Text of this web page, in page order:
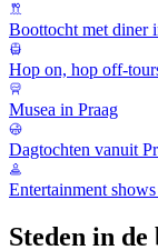
Boottocht met diner
Hop on, hop off-
Musea in Praag
Dagtochten vanuit
Entertainment
Steden in